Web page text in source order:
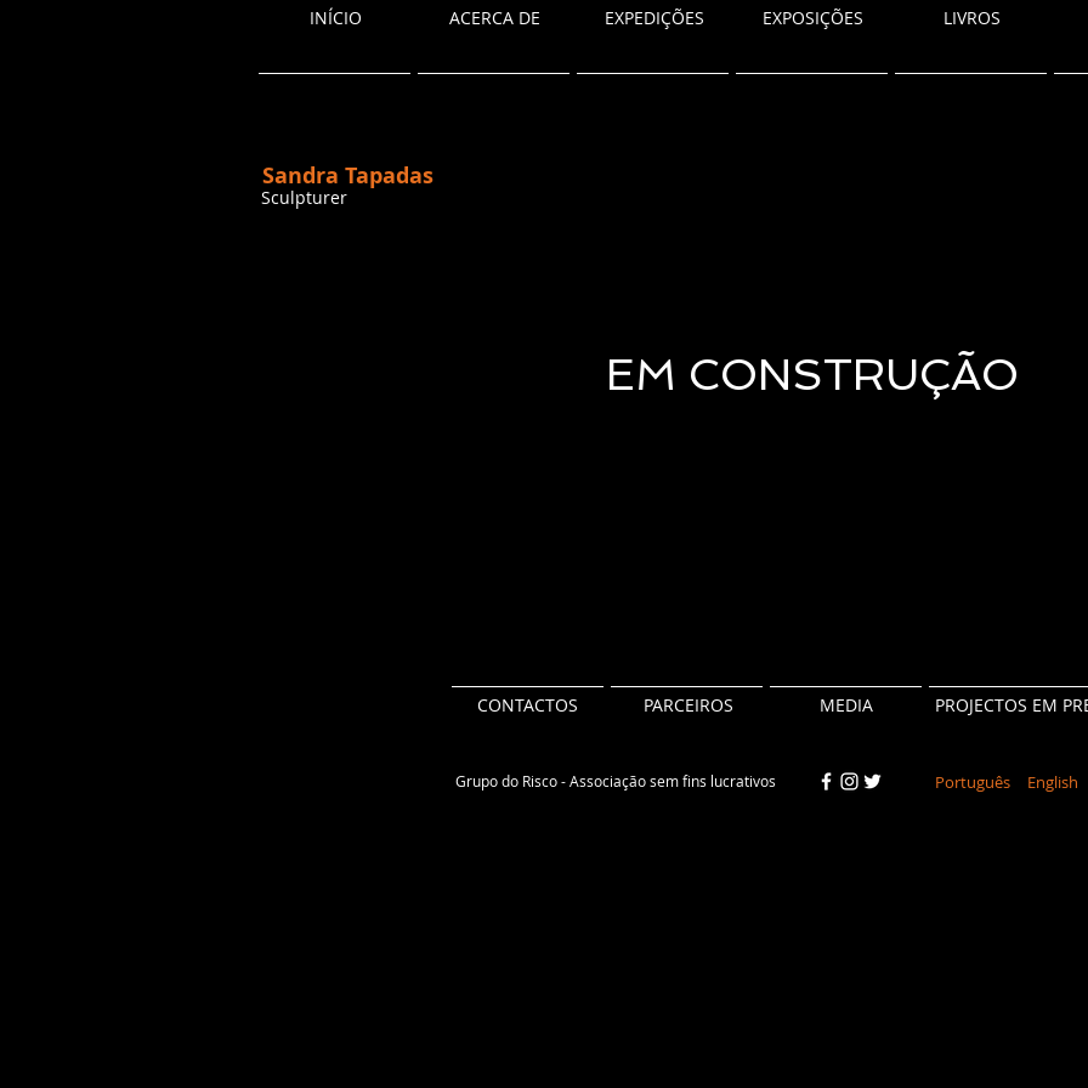
INÍCIO ACERCA DE EXPEDIÇÕES EXPOSIÇÕES LIVROS
Sandra Tapadas
Sculpturer
EM CONSTRUÇÃO
CONTACTOS PARCEIROS MEDIA PROJECTOS EM
Grupo do Risco - Associação sem fins lucrativos Português English